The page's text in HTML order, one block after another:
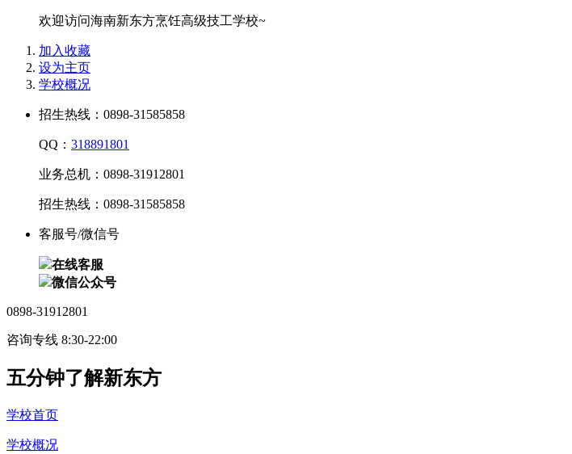
欢迎访问海南新东方烹饪高级技工学校~
加入收藏
设为主页
学校概况
招生热线：0898-31585858
QQ： 318891801
业务总机：0898-31912801
招生热线：0898-31585858
客服号/微信号
在线客服
微信公众号
0898-31912801
咨询专线 8:30-22:00
五分钟了解新东方
学校首页
学校概况